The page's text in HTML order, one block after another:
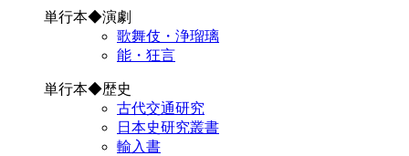
単行本◆演劇
歌舞伎・浄瑠璃
能・狂言
単行本◆歴史
古代交通研究
日本史研究叢書
輸入書